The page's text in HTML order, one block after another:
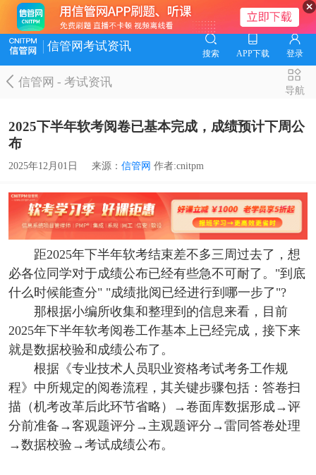
信管网考试资讯
搜索 APP下载 登录
信管网-考试资讯
导航
2025下半年软考阅卷已基本完成，成绩预计下周公
布
2025年12月01日 来源： 信管网 作者:cnitpm
距2025年下半年软考结束差不多三周过去了，想
必各位同学对于成绩公布已经有些急不可耐了。"到底
什么时候能查分" "成绩批阅已经进行到哪一步了"?
那根据小编所收集和整理到的信息来看，目前
2025年下半年软考阅卷工作基本上已经完成，接下来
就是数据校验和成绩公布了。
根据《专业技术人员职业资格考试考务工作规
程》中所规定的阅卷流程，其关键步骤包括：答卷扫
描（机考改革后此环节省略）→卷面库数据形成→评
分前准备→客观题评分→主观题评分→雷同答卷处理
→数据校验→考试成绩公布。